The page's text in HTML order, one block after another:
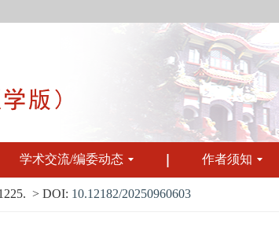
学术交流/编委动态 作者须知
> DOI: 10.12182/20250960603